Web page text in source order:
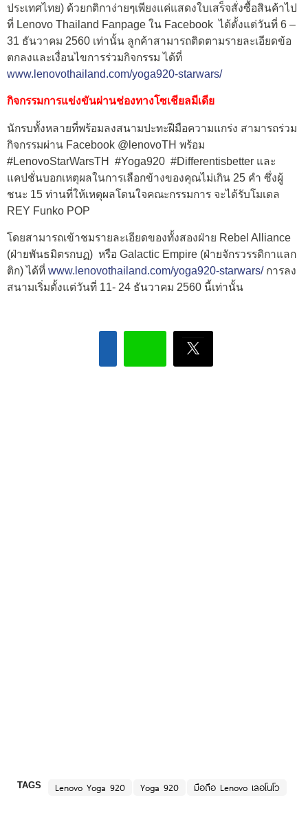
ประเทศไทย) ด้วยกติกาง่ายๆเพียงแค่แสดงใบเสร็จสั่งซื้อสินค้าไป
ที่ Lenovo Thailand Fanpage ใน Facebook ได้ตั้งแต่วันที่ 6 –
31 ธันวาคม 2560 เท่านั้น ลูกค้าสามารถติดตามรายละเอียดข้อ
ตกลงและเงื่อนไขการร่วมกิจกรรม ได้ที่
www.lenovothailand.com/yoga920-starwars/
กิจกรรมการแข่งขันผ่านช่องทางโซเชียลมีเดีย
นักรบทั้งหลายที่พร้อมลงสนามปะทะฝีมือความแกร่ง สามารถร่วม
กิจกรรมผ่าน Facebook @lenovoTH พร้อม
#LenovoStarWarsTH #Yoga920 #Differentisbetter และ
แคปชั่นบอกเหตุผลในการเลือกข้างของคุณไม่เกิน 25 คำ ซึ่งผู้
ชนะ 15 ท่านที่ให้เหตุผลโดนใจคณะกรรมการ จะได้รับโมเดล
REY Funko POP
โดยสามารถเข้าชมรายละเอียดของทั้งสองฝ่าย Rebel Alliance
(ฝ่ายพันธมิตรกบฏ) หรือ Galactic Empire (ฝ่ายจักรวรรดิกาแลก
ติก) ได้ที่ www.lenovothailand.com/yoga920-starwars/การลง
สนามเริ่มตั้งแต่วันที่ 11- 24 ธันวาคม 2560 นี้เท่านั้น
TAGS Lenovo Yoga 920 Yoga 920 มือถือ Lenovo เลอโนโว